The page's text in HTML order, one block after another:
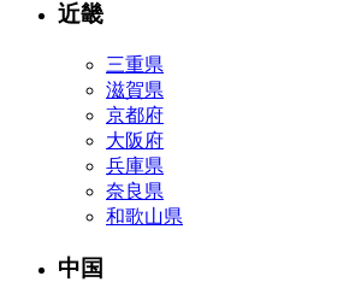
近畿
三重県
滋賀県
京都府
大阪府
兵庫県
奈良県
和歌山県
中国